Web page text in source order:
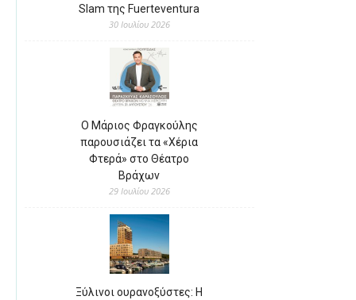
Slam της Fuerteventura
30 Ιουλίου 2026
Ο Μάριος Φραγκούλης
παρουσιάζει τα «Χέρια
Φτερά» στο Θέατρο
Βράχων
29 Ιουλίου 2026
Ξύλινοι ουρανοξύστες: Η